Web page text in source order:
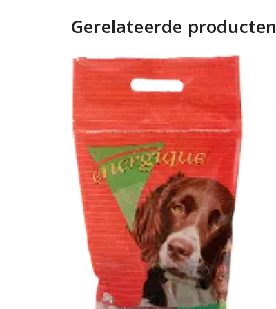
Gerelateerde producten